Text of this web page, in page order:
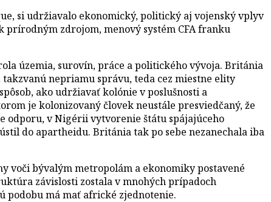
si udržiavalo ekonomický, politický aj vojenský vplyv
zdrojom, menový systém CFA franku
územia, surovín, práce a politického vývoja. Británia
nepriamu správu, teda cez miestne elity
ako udržiavať kolónie v poslušnosti a
je kolonizovaný človek neustále presviedčaný, že
odporu, v Nigérii vytvorenie štátu spájajúceho
do apartheidu. Británia tak po sebe nezanechala iba
voči bývalým metropolám a ekonomiky postavené
závislosti zostala v mnohých prípadoch
podobu má mať africké zjednotenie.